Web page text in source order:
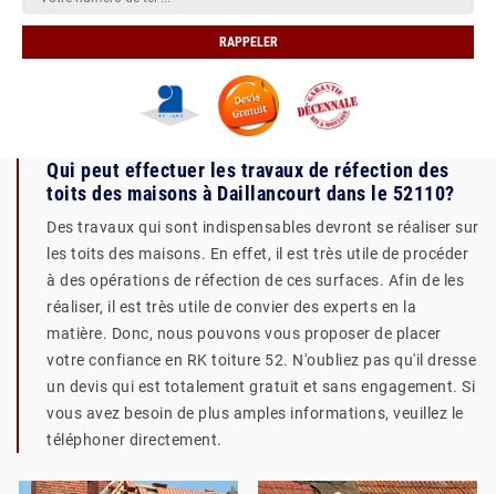
Qui peut effectuer les travaux de réfection des
toits des maisons à Daillancourt dans le 52110?
Des travaux qui sont indispensables devront se réaliser sur
les toits des maisons. En effet, il est très utile de procéder
à des opérations de réfection de ces surfaces. Afin de les
réaliser, il est très utile de convier des experts en la
matière. Donc, nous pouvons vous proposer de placer
votre confiance en RK toiture 52. N'oubliez pas qu'il dresse
un devis qui est totalement gratuit et sans engagement. Si
vous avez besoin de plus amples informations, veuillez le
téléphoner directement.